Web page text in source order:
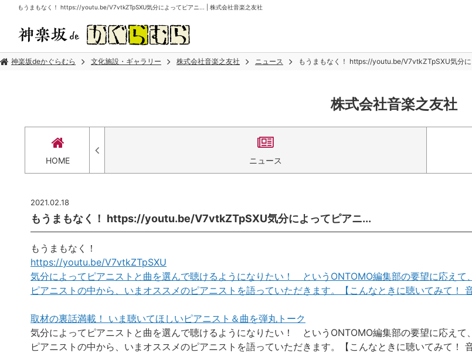
もうまもなく！ https://youtu.be/V7vtkZTpSXU気分によってピアニ... | 株式会社音楽之友社
神楽坂deかぐらむら 文化施設・ギャラリー 株式会社音楽之友社 ニュース もうまもなく！ https://youtu.be/V7vtkZTpSXU気分
株式会社音楽之友社
HOME ニュース
2021.02.18
もうまもなく！ https://youtu.be/V7vtkZTpSXU気分によってピアニ...
もうまもなく！
https://youtu.be/V7vtkZTpSXU
気分によってピアニストと曲を選んで聴けるようになりたい！ というONTOMO編集部の要望に応えて
ピアニストの中から、いまオススメのピアニストを語っていただきます。【こんなときに聴いてみて！
取材の裏話満載！ いま聴いてほしいピアニスト＆曲を弾丸トーク
気分によってピアニストと曲を選んで聴けるようになりたい！ というONTOMO編集部の要望に応えて
ピアニストの中から、いまオススメのピアニストを語っていただきます。【こんなときに聴いてみて！